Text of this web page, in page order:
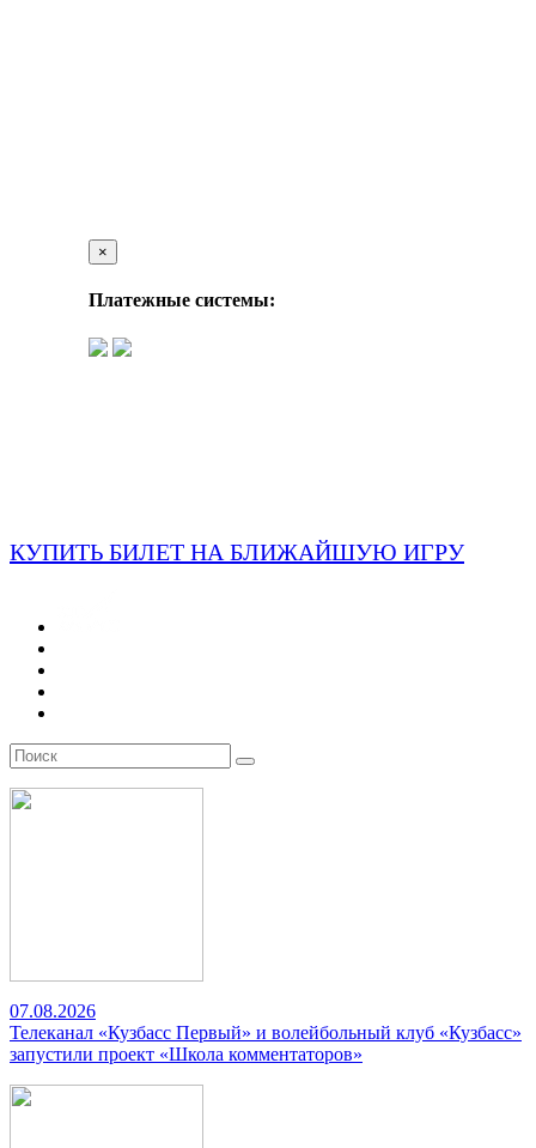
×
Платежные системы:
КУПИТЬ БИЛЕТ НА БЛИЖАЙШУЮ ИГРУ
07.08.2026
Телеканал «Кузбасс Первый» и волейбольный клуб «Кузбасс»
запустили проект «Школа комментаторов»